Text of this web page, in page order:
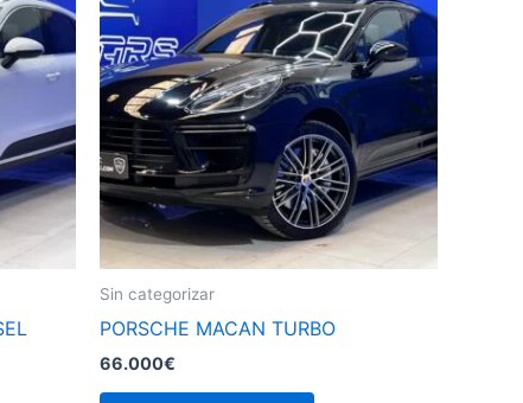
Sin categorizar
PORSCHE MACAN TURBO
66.000€